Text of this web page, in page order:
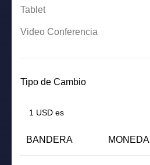
Tablet
Video Conferencia
Tipo de Cambio
BANDERA MONEDA